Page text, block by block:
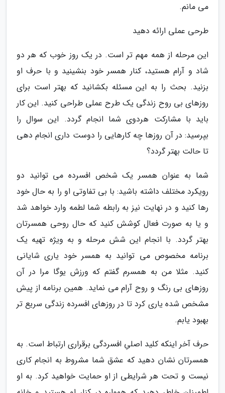
می مانم.
طرحی عملی ارائه دهید
این مرحله از همه مهم تر است. در یک روز خوب که هر دو
شاد و آرام هستید، کنار همسر خود بنشینید و با حرف او
بزنید. بحث را به این مسئله بکشانید که بهتر است برای
روزهای بی روح زندگی یک طرح عملی طراحی کنید. این کار
باید با مشارکت هردوی شما انجام گردد. این سوال را
بپرسید: در آن روزها چه کارهایی را دوست داری انجام دهی
تا حالت بهتر گردد؟
شما به عنوان همسر یک شخص افسرده می توانید دو
رویکرد مختلف داشته باشید: با بی تفاوتی او را به حال خود
رها کنید و در نهایت نیز به رابطه شما لطمه وارد خواهد شد
و یا به صورت فعال کوشش کنید که حال روحی همسرتان
بهتر گردد. با انجام این شش مرحله و به ویژه تهیه یک
برنامه مخصوص می توانید به همسر خود یاری شایانی
کنید. مثلا من به همسرم گفتم که ورزش یوگا مرا در آن
روزهای بی رنگ و روح آرام می نماید. همین برنامه از پیش
مشخص شده یاری کرد تا در روزهای افسرده زندگی سریع تر
بهبود یابم.
حرف آخر اینکه کلید اصلیِ افسردگی برقراری ارتباط است. به
همسرتان نشان دهید که عشق شما مشروط به انجام کاری
نیست و تحت هر شرایطی از او حمایت خواهید کرد. به او